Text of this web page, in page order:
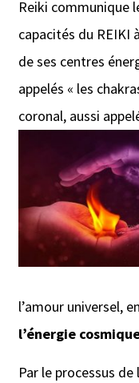
Reiki communique
capacités du REIKI
de ses centres
appelés « les
coronal, aussi
l’amour universel, en
l’énergie
Par le processus